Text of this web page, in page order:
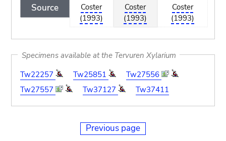
Source
Coster
(1993)
Coster
(1993)
Coster
(1993)
Specimens available at the Tervuren Xylarium
Tw22257
Tw25851
Tw27556
Tw27557
Tw37127 Tw37411
Previous page